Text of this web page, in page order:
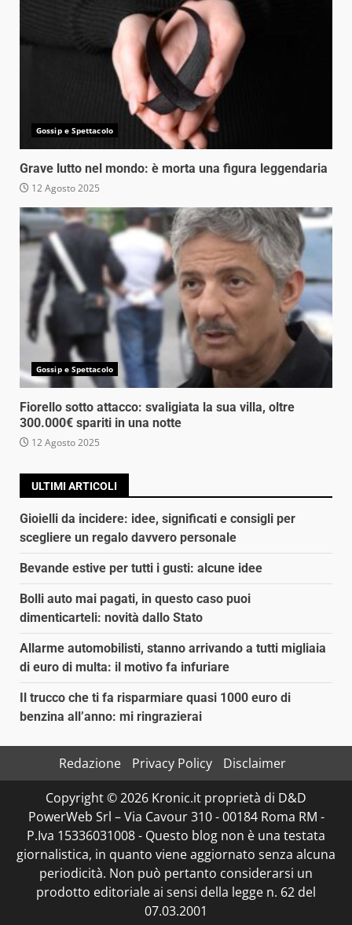
Gossip e Spettacolo
Grave lutto nel mondo: è morta una figura leggendaria
12 Agosto 2025
Gossip e Spettacolo
Fiorello sotto attacco: svaligiata la sua villa, oltre
300.000€ spariti in una notte
12 Agosto 2025
ULTIMI ARTICOLI
Gioielli da incidere: idee, significati e consigli per
scegliere un regalo davvero personale
Bevande estive per tutti i gusti: alcune idee
Bolli auto mai pagati, in questo caso puoi
dimenticarteli: novità dallo Stato
Allarme automobilisti, stanno arrivando a tutti migliaia
di euro di multa: il motivo fa infuriare
Il trucco che ti fa risparmiare quasi 1000 euro di
benzina all’anno: mi ringrazierai
Redazione Privacy Policy
Disclaimer
Copyright © 2026 Kronic.it proprietà di D&D
PowerWeb Srl – Via Cavour 310 - 00184 Roma RM -
P.Iva 15336031008 - Questo blog non è una testata
giornalistica, in quanto viene aggiornato senza alcuna
periodicità. Non può pertanto considerarsi un
prodotto editoriale ai sensi della legge n. 62 del
07.03.2001